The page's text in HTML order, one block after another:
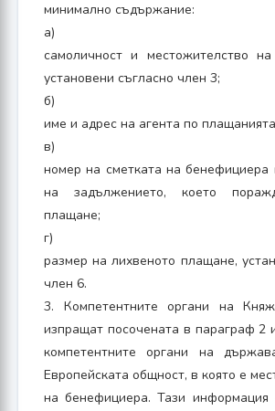
минимално съдържание:
а)
самоличност и местожителство
установени съгласно член 3;
б)
име и адрес на агента по
в)
номер на сметката на бенефициера
на задължението, което
плащане;
г)
размер на лихвеното плащане,
член 6.
3. Компетентните органи на
изпращат посочената в параграф 2
компетентните органи на
Европейската общност, в която е
на бенефициера. Тази информация